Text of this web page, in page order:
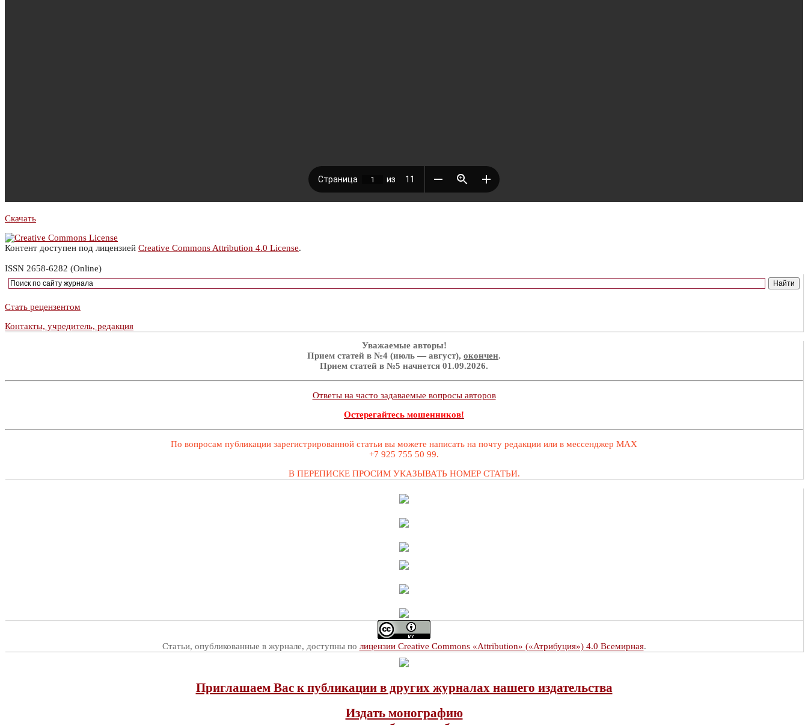
Скачать
Контент доступен под лицензией Creative Commons Attribution 4.0 License.
ISSN 2658-6282 (Online)
Стать рецензентом
Контакты, учредитель, редакция
Уважаемые авторы!
Прием статей в №4 (июль — август), окончен.
Прием статей в №5 начнется 01.09.2026.
Ответы на часто задаваемые вопросы авторов
Остерегайтесь мошенников!
По вопросам публикации зарегистрированной статьи вы можете написать на почту редакции или в мессенджер MAX
+7 925 755 50 99.
В ПЕРЕПИСКЕ ПРОСИМ УКАЗЫВАТЬ НОМЕР СТАТЬИ.
Статьи, опубликованные в журнале, доступны по лицензии Creative Commons «Attribution» («Атрибуция») 4.0 Всемирная.
Приглашаем Вас к публикации в других журналах нашего издательства
Издать монографию